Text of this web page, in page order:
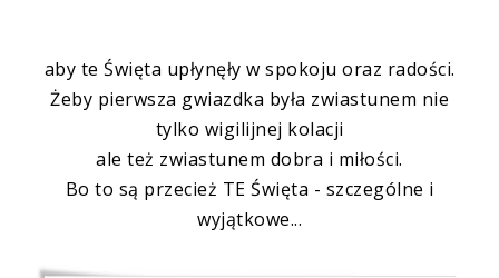
aby te Święta upłynęły w spokoju oraz radości.
Żeby pierwsza gwiazdka była zwiastunem nie
tylko wigilijnej kolacji
ale też zwiastunem dobra i miłości.
Bo to są przecież TE Święta - szczególne i
wyjątkowe...